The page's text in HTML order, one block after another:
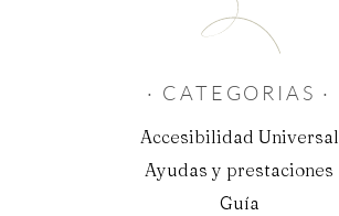
· CATEGORIAS ·
Accesibilidad Universal
Ayudas y prestaciones
Guía